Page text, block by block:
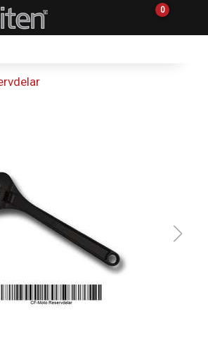
0
Reservdelar
Sprängskisser